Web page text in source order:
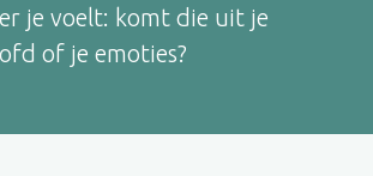
je voelt: komt die uit je
of je emoties?